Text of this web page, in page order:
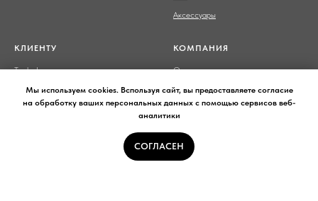
Аксессуары
КЛИЕНТУ
Trade-In
Рассрочка
Доставка и оплата
КОМПАНИЯ
О нас
Контакты
Политика конфиденциальности
Мы используем cookies. Bспользуя сайт, вы предоставляете согласие
на обработку ваших персональных данных с помощью сервисов веб-
аналитики
СОГЛАСЕН